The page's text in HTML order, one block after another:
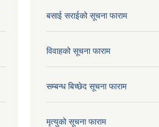
बसाई सराईको सूचना फाराम
विवाहको सूचना फाराम
सम्बन्ध बिच्छेद सूचना फाराम
मृत्युको सूचना फाराम